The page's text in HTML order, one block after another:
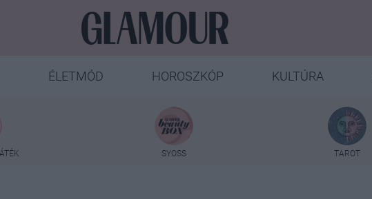
ÉLETMÓD HOROSZKÓP KULTÚRA
SYOSS TAROT